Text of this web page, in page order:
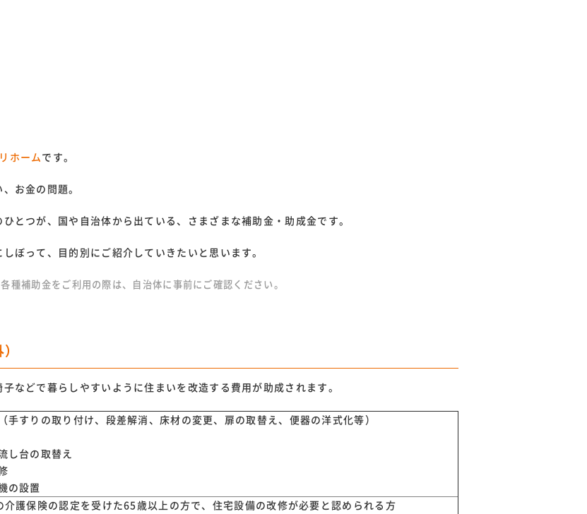
ホーム です。
お金の問題。
とつが、国や自治体から出ている、さまざまな補助金・助成金です。
ぼって、目的別にご紹介していきたいと思います。
補助金をご利用の際は、自治体に事前にご確認ください。
などで暮らしやすいように住まいを改造する費用が助成されます。
すりの取り付け、段差解消、床材の変更、扉の取替え、便器の洋式化等）
台の取替え
の設置
介護保険の認定を受けた65歳以上の方で、住宅設備の改修が必要と認められる方